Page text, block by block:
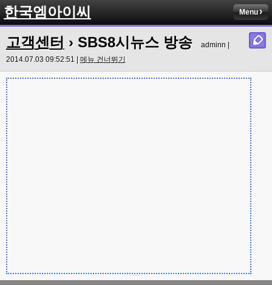
한국엠아이씨 Menu
고객센터 › SBS8시뉴스 방송
adminn |
2014.07.03 09:52:51 | 메뉴 건너뛰기